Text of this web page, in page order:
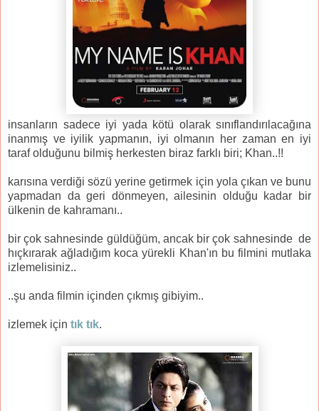
insanların sadece iyi yada kötü olarak sınıflandırılacağına
inanmış ve iyilik yapmanın, iyi olmanın her zaman en iyi
taraf olduğunu bilmiş herkesten biraz farklı biri; Khan..!!
karısına verdiği sözü yerine getirmek için yola çıkan ve bunu
yapmadan da geri dönmeyen, ailesinin olduğu kadar bir
ülkenin de kahramanı..
bir çok sahnesinde güldüğüm, ancak bir çok sahnesinde de
hıçkırarak ağladığım koca yürekli Khan'ın bu filmini mutlaka
izlemelisiniz..
..şu anda filmin içinden çıkmış gibiyim..
izlemek için tık tık.